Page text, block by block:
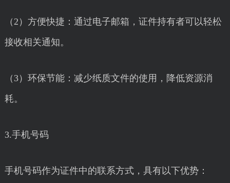
（2）方便快捷：通过电子邮箱，证件持有者可以轻松
接收相关通知。
（3）环保节能：减少纸质文件的使用，降低资源消
耗。
3.手机号码
手机号码作为证件中的联系方式，具有以下优势：